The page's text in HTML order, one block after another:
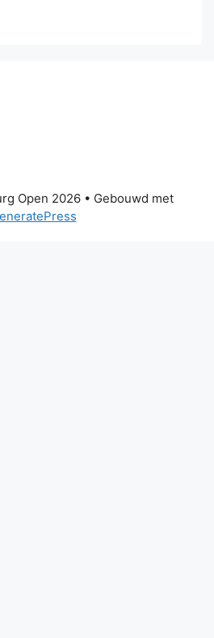
Open 2026• Gebouwd met